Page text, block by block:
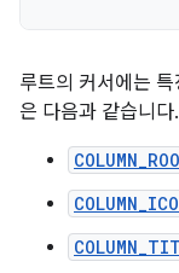
루트의 커서에는
은 다음과 같습니다.